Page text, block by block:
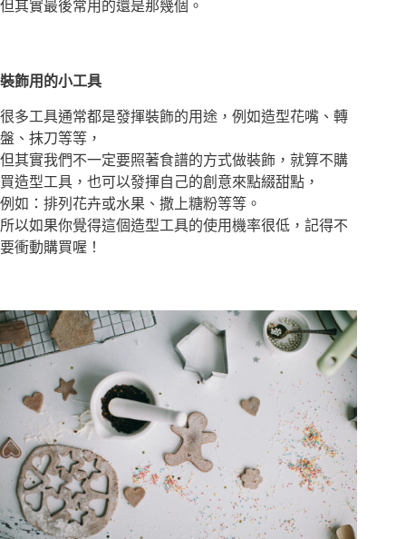
但其實最後常用的還是那幾個。
裝飾用的小工具
很多工具通常都是發揮裝飾的用途，例如造型花嘴、轉
盤、抹刀等等，
但其實我們不一定要照著食譜的方式做裝飾，就算不購
買造型工具，也可以發揮自己的創意來點綴甜點，
例如：排列花卉或水果、撒上糖粉等等。
所以如果你覺得這個造型工具的使用機率很低，記得不
要衝動購買喔！